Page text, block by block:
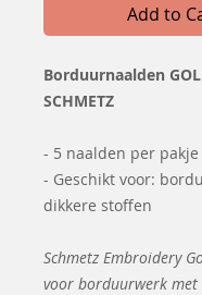
Add to
Borduurnaalden
SCHMETZ
- 5 naalden per pakje
- Geschikt voor:
dikkere stoffen
Schmetz Embroidery
voor borduurwerk met